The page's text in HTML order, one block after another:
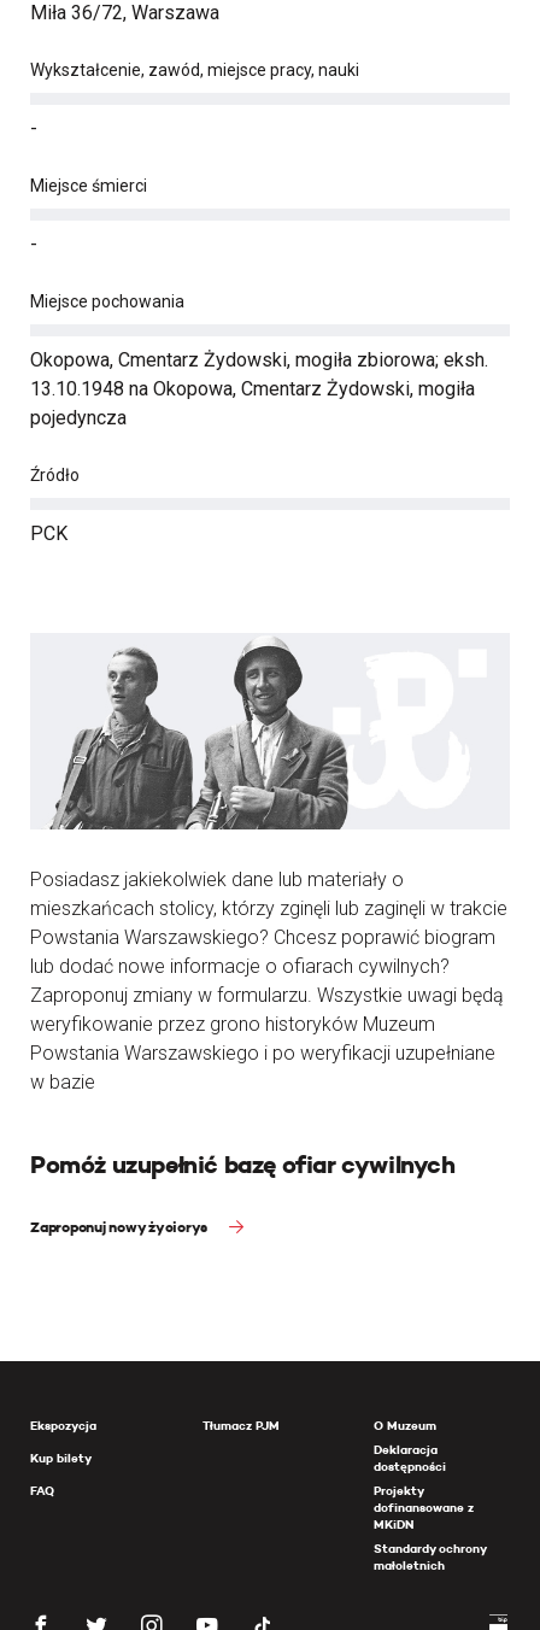
Miła 36/72, Warszawa
Wykształcenie, zawód, miejsce pracy, nauki
-
Miejsce śmierci
-
Miejsce pochowania
Okopowa, Cmentarz Żydowski, mogiła zbiorowa; eksh.
13.10.1948 na Okopowa, Cmentarz Żydowski, mogiła
pojedyncza
Źródło
PCK
Posiadasz jakiekolwiek dane lub materiały o
mieszkańcach stolicy, którzy zginęli lub zaginęli w trakcie
Powstania Warszawskiego? Chcesz poprawić biogram
lub dodać nowe informacje o ofiarach cywilnych?
Zaproponuj zmiany w formularzu. Wszystkie uwagi będą
weryfikowanie przez grono historyków Muzeum
Powstania Warszawskiego i po weryfikacji uzupełniane
w bazie
Pomóż uzupełnić bazę ofiar cywilnych
Zaproponuj nowy życiorys
Ekspozycja
Kup bilety
FAQ
Tłumacz PJM
O Muzeum
Deklaracja
dostępności
Projekty
dofinansowane z
MKiDN
Standardy ochrony
małoletnich